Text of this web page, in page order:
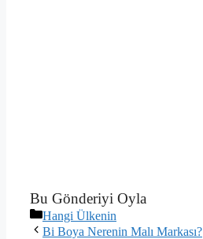
Bu Gönderiyi Oyla
Kategoriler
Hangi Ülkenin
Bi Boya Nerenin Malı Markası?